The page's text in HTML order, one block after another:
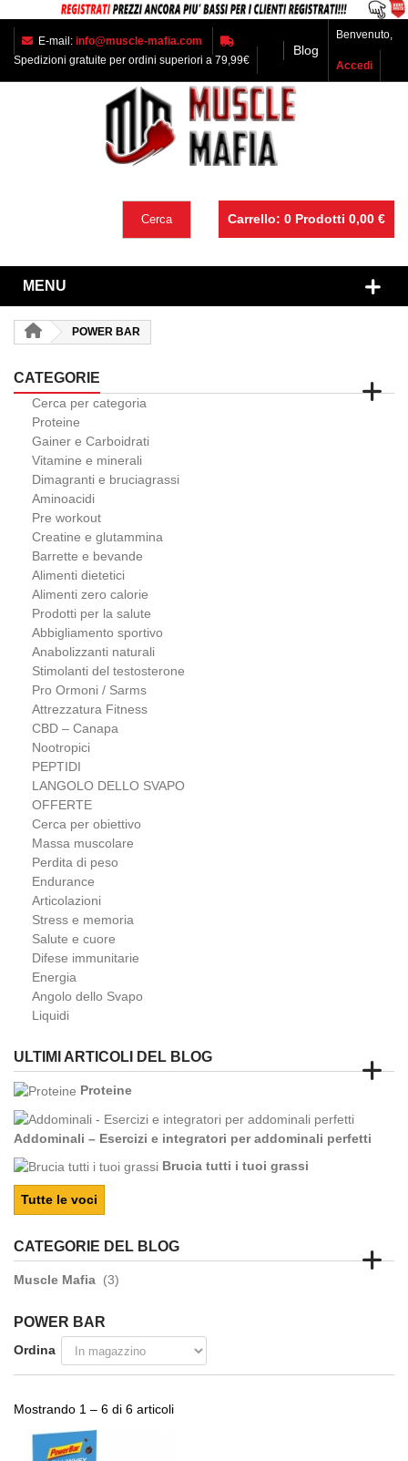
E-mail: info@muscle-mafia.com
Spedizioni gratuite per ordini superiori a 79,99€
Blog
Benvenuto,
Accedi
Carrello: 0 Prodotti 0,00 €
Cerca
MENU
POWER BAR
CATEGORIE
Cerca per categoria
Proteine
Gainer e Carboidrati
Vitamine e minerali
Dimagranti e bruciagrassi
Aminoacidi
Pre workout
Creatine e glutammina
Barrette e bevande
Alimenti dietetici
Alimenti zero calorie
Prodotti per la salute
Abbigliamento sportivo
Anabolizzanti naturali
Stimolanti del testosterone
Pro Ormoni / Sarms
Attrezzatura Fitness
CBD – Canapa
Nootropici
PEPTIDI
LANGOLO DELLO SVAPO
OFFERTE
Cerca per obiettivo
Massa muscolare
Perdita di peso
Endurance
Articolazioni
Stress e memoria
Salute e cuore
Difese immunitarie
Energia
Angolo dello Svapo
Liquidi
ULTIMI ARTICOLI DEL BLOG
Proteine
Addominali – Esercizi e integratori per addominali perfetti
Brucia tutti i tuoi grassi
Tutte le voci
CATEGORIE DEL BLOG
Muscle Mafia (3)
POWER BAR
Ordina
Mostrando 1 – 6 di 6 articoli